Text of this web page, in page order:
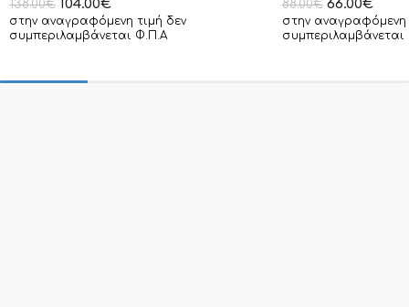
138.00€ 104.00€
στην αναγραφόμενη τιμή δεν
συμπεριλαμβάνεται Φ.Π.Α
88.00€ 66.00€
στην αναγραφόμενη